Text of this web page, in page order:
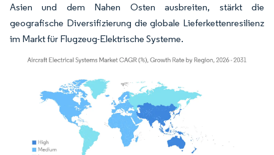
Asien und dem Nahen Osten ausbreiten, stärkt die
geografische Diversifizierung die globale Lieferkettenresilienz
im Markt für Flugzeug-Elektrische Systeme.